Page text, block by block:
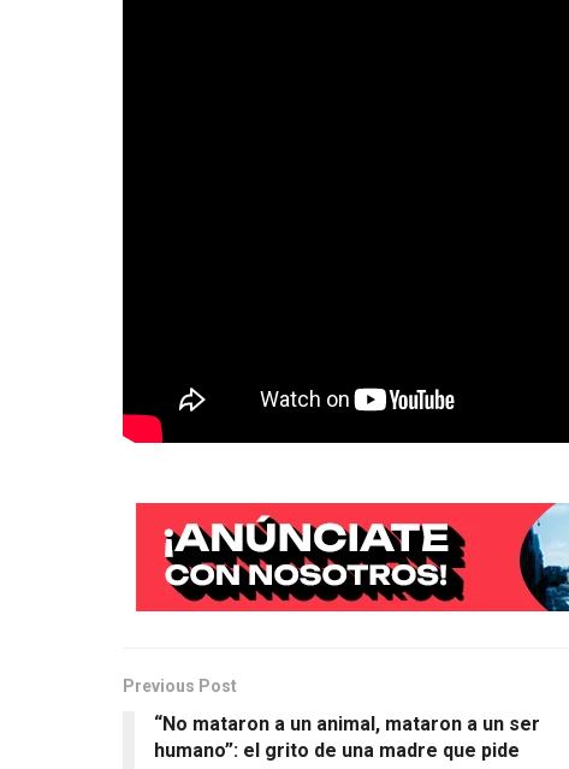
Previous Post
“No mataron a un animal, mataron a un ser
humano”: el grito de una madre que pide